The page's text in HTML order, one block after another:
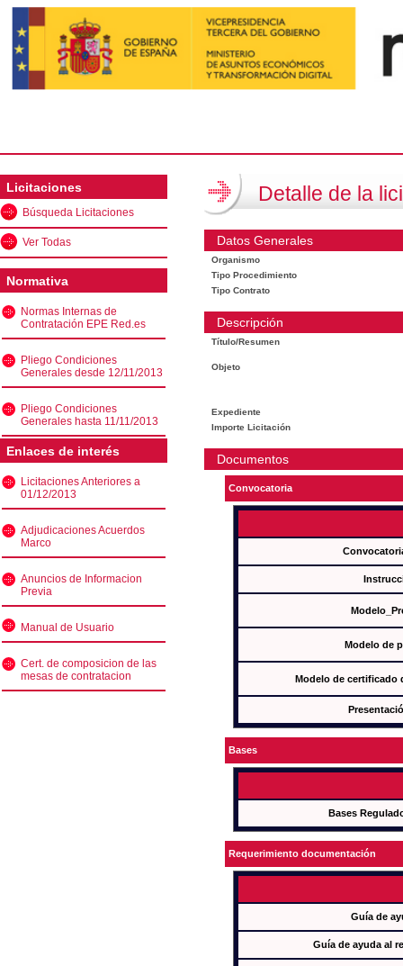
Licitaciones
Búsqueda Licitaciones
Ver Todas
Normativa
Normas Internas de
Contratación EPE Red.es
Pliego Condiciones
Generales desde 12/11/2013
Pliego Condiciones
Generales hasta 11/11/2013
Enlaces de interés
Licitaciones Anteriores a
01/12/2013
Adjudicaciones Acuerdos
Marco
Anuncios de Informacion
Previa
Manual de Usuario
Cert. de composicion de las
mesas de contratacion
Detalle de la
Datos Generales
Organismo
Tipo Procedimiento
Tipo Contrato
Descripción
Título/Resumen
Objeto
Expediente
Importe Licitación
Documentos
Convocatoria
Modelo de
Modelo de certificado
Bases
Bases
Requerimiento documentación
Guía de
Guía de ayuda al